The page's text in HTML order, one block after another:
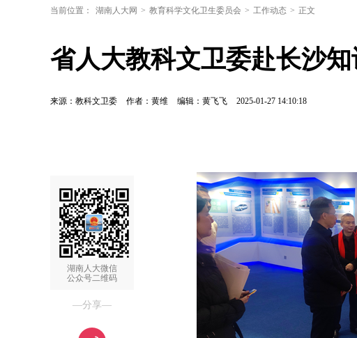
当前位置： 湖南人大网 > 教育科学文化卫生委员会 > 工作动态 > 正文
省人大教科文卫委赴长沙
来源：教科文卫委 作者：黄维 编辑：黄飞飞 2025-01-27 14:10:18
湖南人大微信
公众号二维码
—分享—